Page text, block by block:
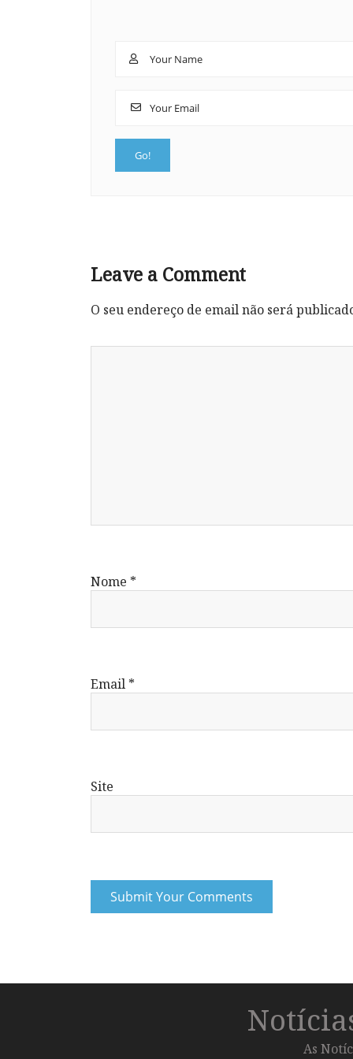
Leave a Comment
O seu endereço de email não será
Nome *
Email *
Site
As